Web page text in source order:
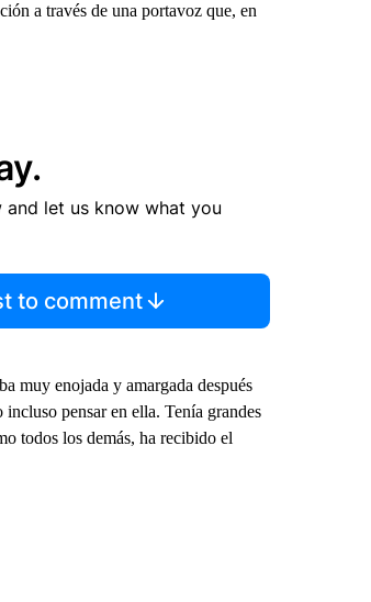
a través de una portavoz que, en
and let us know what you
to comment
muy enojada y amargada después
pensar en ella. Tenía grandes
todos los demás, ha recibido el